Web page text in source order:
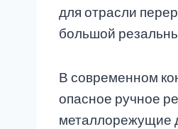
для отрасли
большой
В современном
опасное ручное
металлорежущие